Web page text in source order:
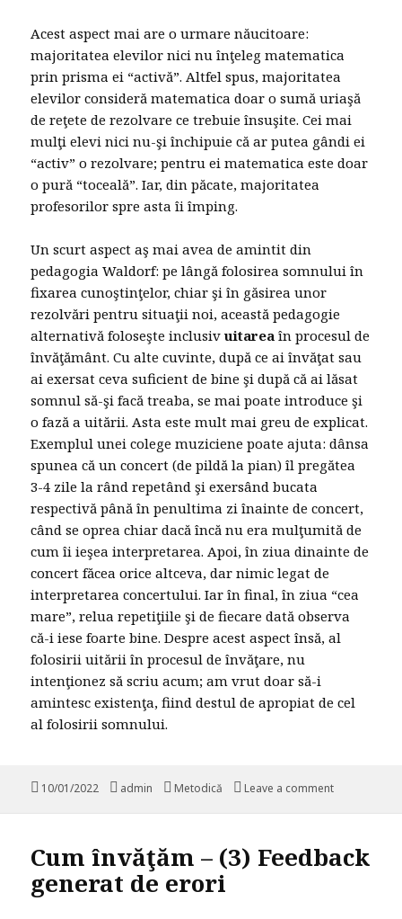
Acest aspect mai are o urmare năucitoare:
majoritatea elevilor nici nu înţeleg matematica
prin prisma ei “activă”. Altfel spus, majoritatea
elevilor consideră matematica doar o sumă uriaşă
de reţete de rezolvare ce trebuie însuşite. Cei mai
mulţi elevi nici nu-şi închipuie că ar putea gândi ei
“activ” o rezolvare; pentru ei matematica este doar
o pură “toceală”. Iar, din păcate, majoritatea
profesorilor spre asta îi împing.
Un scurt aspect aş mai avea de amintit din
pedagogia Waldorf: pe lângă folosirea somnului în
fixarea cunoştinţelor, chiar şi în găsirea unor
rezolvări pentru situaţii noi, această pedagogie
alternativă foloseşte inclusivuitarea în procesul de
învăţământ. Cu alte cuvinte, după ce ai învăţat sau
ai exersat ceva suficient de bine şi după că ai lăsat
somnul să-şi facă treaba, se mai poate introduce şi
o fază a uitării. Asta este mult mai greu de explicat.
Exemplul unei colege muziciene poate ajuta: dânsa
spunea că un concert (de pildă la pian) îl pregătea
3-4 zile la rând repetând şi exersând bucata
respectivă până în penultima zi înainte de concert,
când se oprea chiar dacă încă nu era mulţumită de
cum îi ieşea interpretarea. Apoi, în ziua dinainte de
concert făcea orice altceva, dar nimic legat de
interpretarea concertului. Iar în final, în ziua “cea
mare”, relua repetiţiile şi de fiecare dată observa
că-i iese foarte bine. Despre acest aspect însă, al
folosirii uitării în procesul de învăţare, nu
intenţionez să scriu acum; am vrut doar să-i
amintesc existenţa, fiind destul de apropiat de cel
al folosirii somnului.
Posted
10/01/2022 Author
admin Categories
Metodică Leave a comment
Cum învăţăm – (3) Feedback
generat de erori